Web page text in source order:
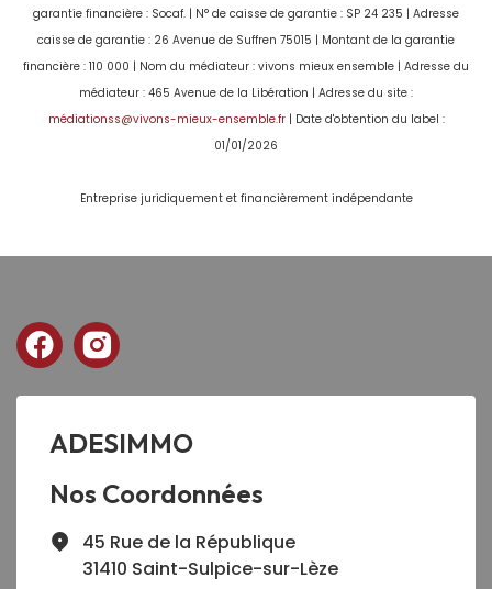
garantie financière : Socaf. | N° de caisse de garantie : SP 24 235 | Adresse
caisse de garantie : 26 Avenue de Suffren 75015 | Montant de la garantie
financière : 110 000 | Nom du médiateur : vivons mieux ensemble | Adresse du
médiateur : 465 Avenue de la Libération | Adresse du site :
médiationss@vivons-mieux-ensemble.fr| Date d'obtention du label :
01/01/2026
Entreprise juridiquement et financièrement indépendante
ADESIMMO
Nos Coordonnées
45 Rue de la République
31410 Saint-Sulpice-sur-Lèze